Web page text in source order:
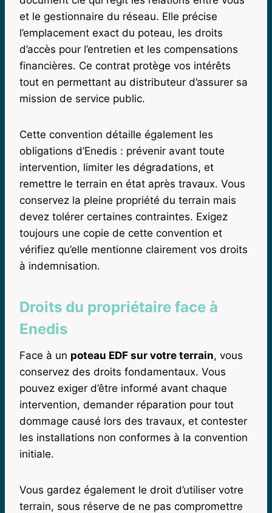
et le gestionnaire du réseau. Elle précise
l’emplacement exact du poteau, les droits
d’accès pour l’entretien et les compensations
financières. Ce contrat protège vos intérêts
tout en permettant au distributeur d’assurer sa
mission de service public.
Cette convention détaille également les
obligations d’Enedis : prévenir avant toute
intervention, limiter les dégradations, et
remettre le terrain en état après travaux. Vous
conservez la pleine propriété du terrain mais
devez tolérer certaines contraintes. Exigez
toujours une copie de cette convention et
vérifiez qu’elle mentionne clairement vos droits
à indemnisation.
Droits du propriétaire face à
Enedis
Face à un poteau EDF sur votre terrain, vous
conservez des droits fondamentaux. Vous
pouvez exiger d’être informé avant chaque
intervention, demander réparation pour tout
dommage causé lors des travaux, et contester
les installations non conformes à la convention
initiale.
Vous gardez également le droit d’utiliser votre
terrain, sous réserve de ne pas compromettre